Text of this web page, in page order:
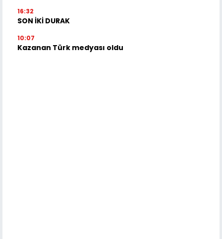
16:32
SON İKİ DURAK
10:07
Kazanan Türk medyası oldu